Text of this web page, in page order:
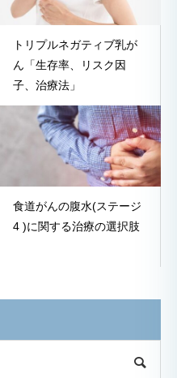
トリプルネガティブ乳が
ん「生存率、リスク因
子、治療法」
食道がんの腹水(ステージ
4 )に関する治療の選択肢